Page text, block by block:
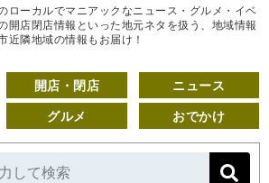
ローカルでマニアックなニュース・グルメ・イベ
開店閉店情報といった地元ネタを扱う、地域情報
近隣地域の情報もお届け！
開店・閉店 ニュース
グルメ おでかけ